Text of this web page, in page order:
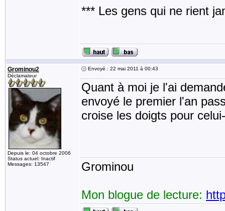
*** Les gens qui ne rient
Grominou2
Déclamateur
Depuis le: 04 octobre 2006
Status actuel: Inactif
Messages: 13547
Envoyé : 22 mai 2011 à 00:43
Quant à moi je l'ai
envoyé le premier l'an
croise les doigts pour
Grominou
Mon blogue de lecture: